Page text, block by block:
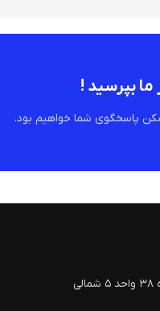
ما بپرسید !
پاسخگوی شما خواهیم بود.